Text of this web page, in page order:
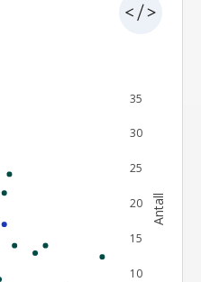
10
15
20
25
30
35
Antall